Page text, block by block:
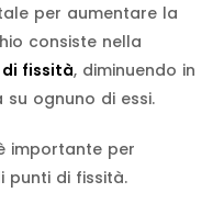
per aumentare la
consiste nella
di fissità, diminuendo in
ognuno di essi.
importante per
punti di fissità.